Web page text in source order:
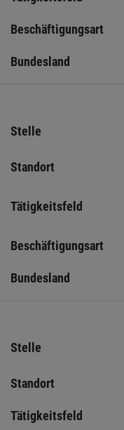
Beschäftigungsart
Bundesland
Stelle
Standort
Tätigkeitsfeld
Beschäftigungsart
Bundesland
Stelle
Standort
Tätigkeitsfeld